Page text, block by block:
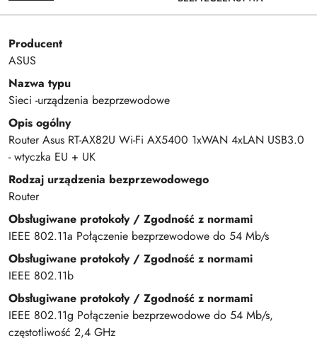
Producent
ASUS
Nazwa typu
Sieci -urządzenia bezprzewodowe
Opis ogólny
Router Asus RT-AX82U Wi-Fi AX5400 1xWAN 4xLAN USB3.0
- wtyczka EU + UK
Rodzaj urządzenia bezprzewodowego
Router
Obsługiwane protokoły / Zgodność z normami
IEEE 802.11a Połączenie bezprzewodowe do 54 Mb/s
Obsługiwane protokoły / Zgodność z normami
IEEE 802.11b
Obsługiwane protokoły / Zgodność z normami
IEEE 802.11g Połączenie bezprzewodowe do 54 Mb/s,
częstotliwość 2,4 GHz